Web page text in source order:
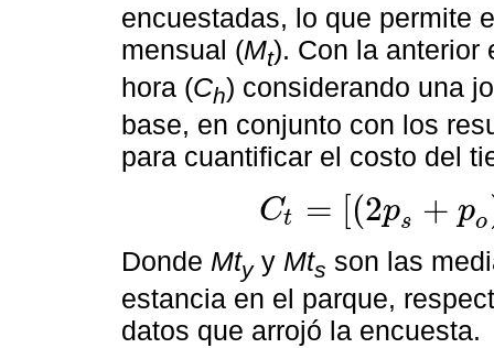
encuestadas, lo que permite
mensual (Mt). Con la anterior
hora (Ch) considerando una
base, en conjunto con los
para cuantificar el costo del
Ct = [(2ps + po
Ct=2p s+po y +MtsCh
Donde Mtyy Mts son las
estancia en el parque,
datos que arrojó la encuesta.